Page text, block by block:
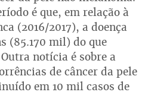
é que, em relação à
(2016/2017), a doença
(85.170 mil) do que
notícia é sobre a
de câncer da pele
em 10 mil casos de